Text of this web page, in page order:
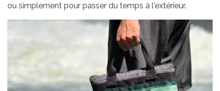
ou simplement pour passer du temps à l'extérieur.